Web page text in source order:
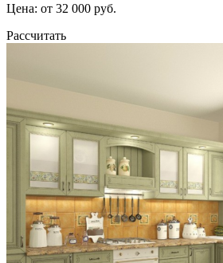
Цена: от 32 000 руб.
Рассчитать